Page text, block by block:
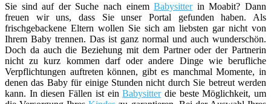
Sie sind auf der Suche nach einemBabysitterin Moabit? Dann
freuen wir uns, dass Sie unser Portal gefunden haben. Als
frischgebackene Eltern wollen Sie sich am liebsten gar nicht von
Ihrem Baby trennen. Das ist ganz normal und auch wunderschön.
Doch da auch die Beziehung mit dem Partner oder der Partnerin
nicht zu kurz kommen darf oder andere Dinge wie berufliche
Verpflichtungen auftreten können, gibt es manchmal Momente, in
denen das Baby für einige Stunden nicht durch Sie betreut werden
kann. In diesen Fällen ist einBabysitterdie beste Möglichkeit, um